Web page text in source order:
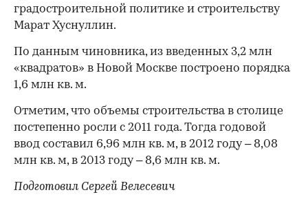
градостроительной политике и строительству
Марат Хуснуллин.
По данным чиновника, из введенных 3,2 млн
«квадратов» в Новой Москве построено порядка
1,6 млн кв. м.
Отметим, что объемы строительства в столице
постепенно росли с 2011 года. Тогда годовой
ввод составил 6,96 млн кв. м, в 2012 году – 8,08
млн кв. м, в 2013 году – 8,6 млн кв. м.
Подготовил Сергей Велесевич